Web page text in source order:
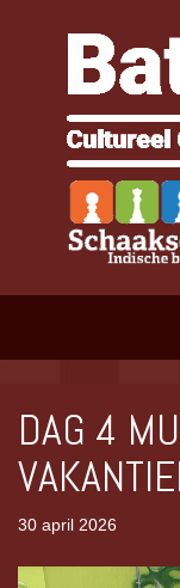
DAG 4
30 april 2026